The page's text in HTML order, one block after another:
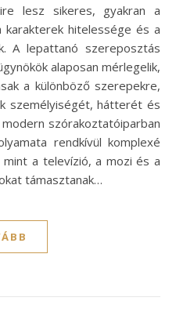
lesz sikeres, gyakran a
karakterek hitelessége és a
A lepattanó szereposztás
alaposan mérlegelik,
a különböző szerepekre,
személyiségét, hátterét és
szórakoztatóiparban
rendkívül komplexé
a televízió, a mozi és a
támasztanak…